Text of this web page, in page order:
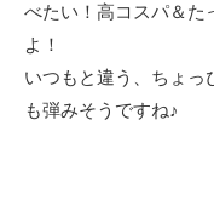
べたい！高コスパ＆た
よ！
いつもと違う、ちょっ
も弾みそうですね♪